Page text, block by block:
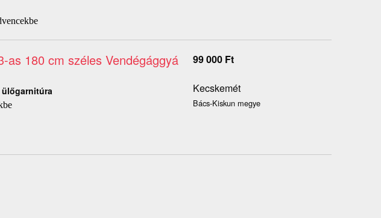
as 180 cm széles Vendégággyá
99 000 Ft
Kecskemét
Bács-Kiskun megye